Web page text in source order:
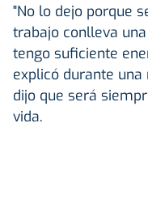
"No lo dejo porque
trabajo conlleva
tengo suficiente
explicó durante
dijo que será
vida.